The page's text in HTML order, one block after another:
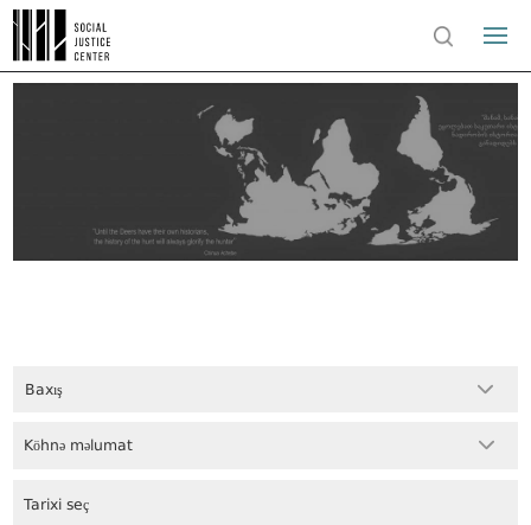
Baxış
Köhnə məlumat